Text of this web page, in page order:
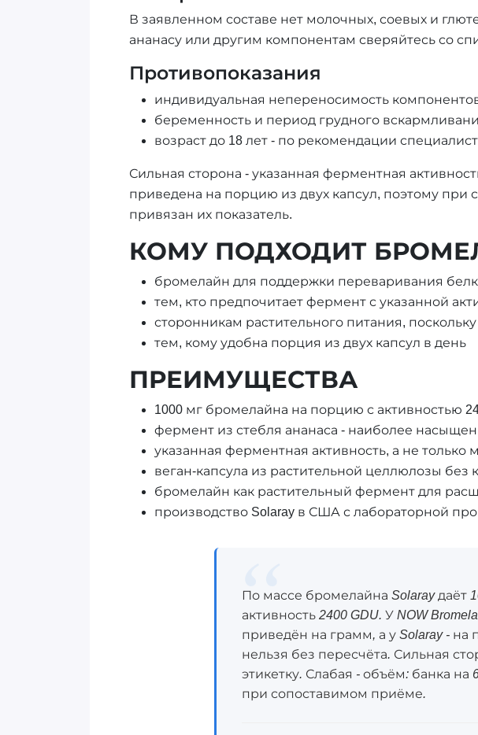
В заявленном составе нет молочных, соевых и
ананасу или другим компонентам сверяйтесь со
Противопоказания
индивидуальная непереносимость
беременность и период грудного
возраст до 18 лет - по рекомендации
Сильная сторона - указанная ферментная
приведена на порцию из двух капсул, поэтому при
привязан их показатель.
КОМУ ПОДХОДИТ
бромелайн для поддержки переваривания
тем, кто предпочитает фермент с указанной
сторонникам растительного питания,
тем, кому удобна порция из двух капсул в день
ПРЕИМУЩЕСТВА
1000 мг бромелайна на порцию с активностью
фермент из стебля ананаса - наиболее
указанная ферментная активность, а не только
веган-капсула из растительной целлюлозы
бромелайн как растительный фермент для
производство Solaray в США с лабораторной
По массе бромелайна Solaray даёт
активность 2400 GDU. У NOW
приведён на грамм, а у Solaray -
нельзя без пересчёта. Сильная
этикетку. Слабая - объём: банка на
при сопоставимом приёме.